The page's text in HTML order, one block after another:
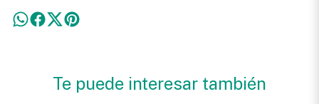
Te puede interesar también